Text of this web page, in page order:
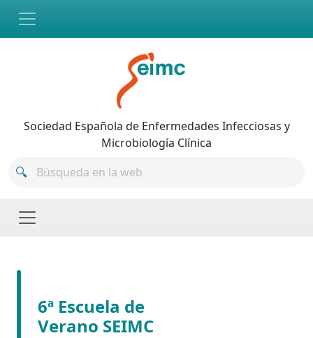
Sociedad Española de Enfermedades Infecciosas y
Microbiología Clínica
6ª Escuela de
Verano SEIMC